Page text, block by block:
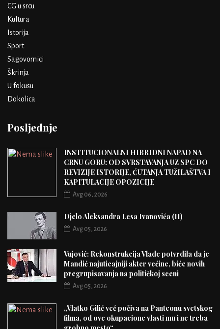
CG u srcu
Kultura
Istorija
Sport
Sagovornici
Škrinja
U fokusu
Dokolica
Posljednje
INSTITUCIONALNI HIBRIDNI NAPAD NA
CRNU GORU: OD SVRSTAVANJA UZ SPC DO
REVIZIJE ISTORIJE, ĆUTANJA TUŽILAŠTVA I
KAPITULACIJE OPOZICIJE
Avg 06, 2026
Djelo Aleksandra Lesa Ivanovića (II)
Avg 05, 2026
Vujović: Rekonstrukcija Vlade potvrdila da je
Mandić najuticajniji akter većine, biće novih
pregrupisavanja na političkoj sceni
Avg 05, 2026
„Vlatko Gilić već počiva na Panteonu svetskog
filma, od ove okupacione vlasti mu i ne treba